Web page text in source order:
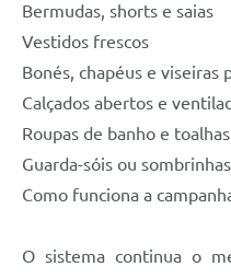
Bermudas, shorts e saias
Vestidos frescos
Bonés, chapéus e viseiras
Calçados abertos e
Roupas de banho e toalhas
Guarda-sóis ou sombrinhas
Como funciona a
O sistema continua o